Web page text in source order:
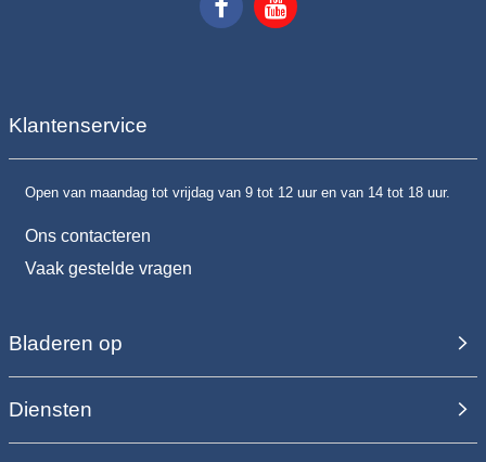
Klantenservice
Open van maandag tot vrijdag van 9 tot 12 uur en van 14 tot 18 uur.
Ons contacteren
Vaak gestelde vragen
Bladeren op
Diensten